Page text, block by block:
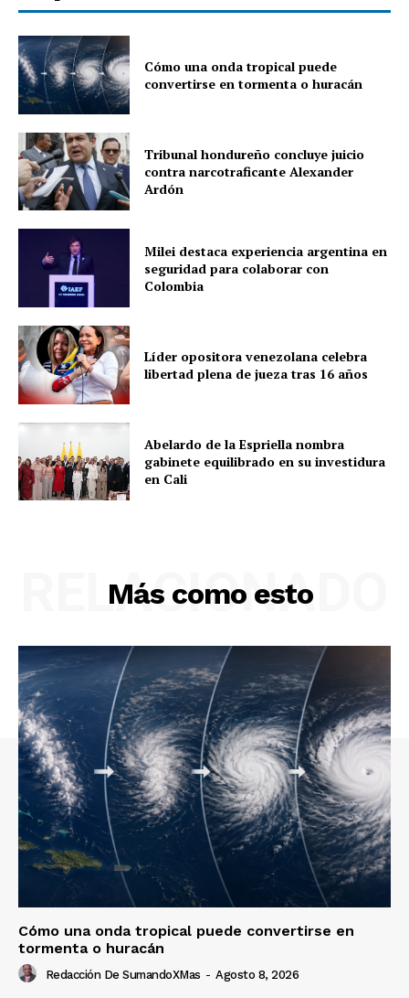
Cómo una onda tropical puede
convertirse en tormenta o huracán
Tribunal hondureño concluye juicio
contra narcotraficante Alexander
Ardón
Milei destaca experiencia argentina en
seguridad para colaborar con
Colombia
Líder opositora venezolana celebra
libertad plena de jueza tras 16 años
Abelardo de la Espriella nombra
gabinete equilibrado en su investidura
en Cali
Más como esto
RELACIONADO
Cómo una onda tropical puede convertirse en
tormenta o huracán
Redacción De SumandoXMas - Agosto 8, 2026